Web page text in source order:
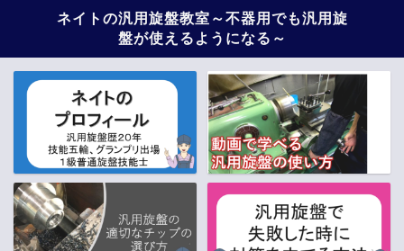
ネイトの汎用旋盤教室～不器用でも汎用旋
盤が使えるようになる～